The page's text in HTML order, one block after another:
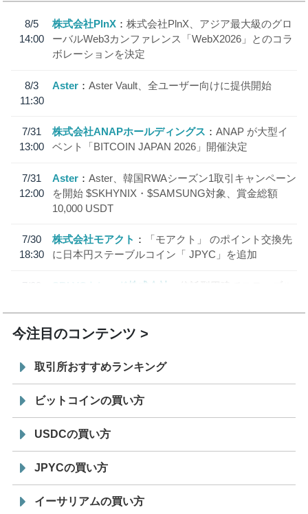
8/5
14:00
株式会社PlnX
株式会社PlnX、アジア最大級のグロ
ーバルWeb3カンファレンス「WebX2026」とのコラ
ボレーションを決定
8/3
11:30
Aster Aster Vault、全ユーザー向けに提供開始
7/31
13:00
株式会社ANAPホールディングス
ANAP が大型イ
ベント「BITCOIN JAPAN 2026」開催決定
7/31
12:00
Aster
Aster、韓国RWAシーズン1取引キャンペーン
を開始 $SKHYNIX・$SAMSUNG対象、賞金総額
10,000 USDT
7/30
18:30
株式会社モアクト
「モアクト」 のポイント交換先
に日本円ステーブルコイン「 JPYC」を追加
7/29
SBI VCトレード株式会社
信託型円建てステーブル
今注目のコンテンツ
取引所おすすめランキング
ビットコインの買い方
USDCの買い方
JPYCの買い方
イーサリアムの買い方